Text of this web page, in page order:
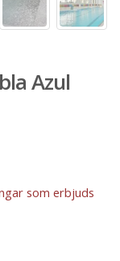
Azul
som erbjuds